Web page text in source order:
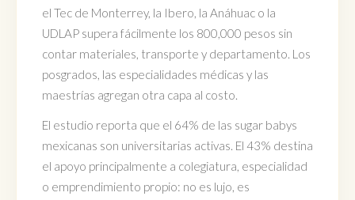
el Tec de Monterrey, la Ibero, la Anáhuac o la
UDLAP supera fácilmente los 800,000 pesos sin
contar materiales, transporte y departamento. Los
posgrados, las especialidades médicas y las
maestrías agregan otra capa al costo.
El estudio reporta que el 64% de las sugar babys
mexicanas son universitarias activas. El 43% destina
el apoyo principalmente a colegiatura, especialidad
o emprendimiento propio: no es lujo, es